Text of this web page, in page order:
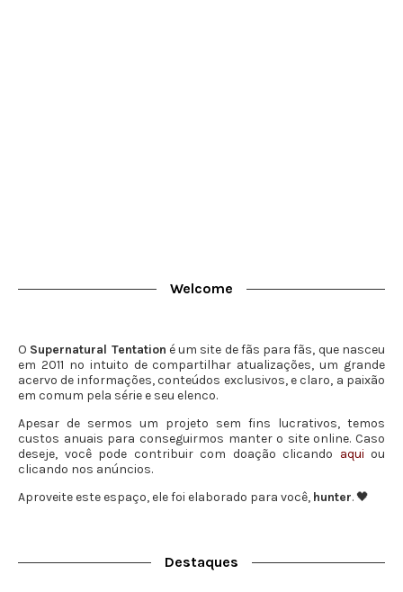
Welcome
O Supernatural Tentation é um site de fãs para fãs, que nasceu
em 2011 no intuito de compartilhar atualizações, um grande
acervo de informações, conteúdos exclusivos, e claro, a paixão
em comum pela série e seu elenco.
Apesar de sermos um projeto sem fins lucrativos, temos
custos anuais para conseguirmos manter o site online. Caso
deseje, você pode contribuir com doação clicando aqui ou
clicando nos anúncios.
Aproveite este espaço, ele foi elaborado para você, hunter. 🖤
Destaques